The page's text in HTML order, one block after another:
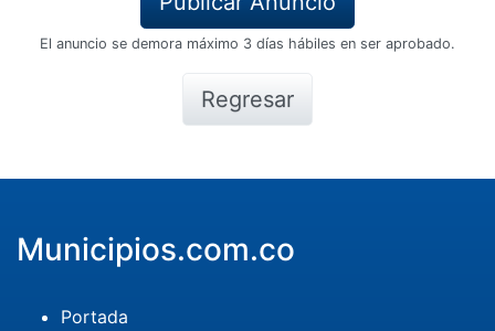
El anuncio se demora máximo 3 días hábiles en ser aprobado.
Regresar
Municipios.com.co
Portada